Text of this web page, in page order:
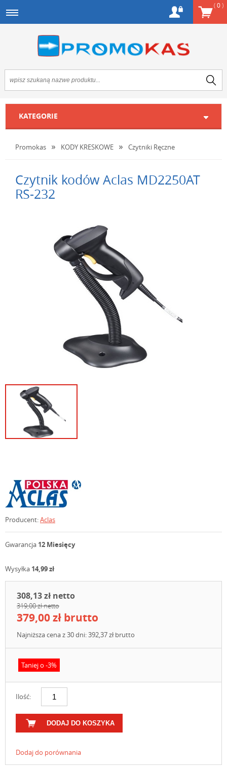
(0)
KATEGORIE
Promokas KODY KRESKOWE Czytniki Ręczne
Czytnik kodów Aclas MD2250AT
RS-232
Producent:Aclas
Gwarancja 12 Miesięcy
Wysyłka 14,99 zł
308,13 zł netto
319,00 zł netto
379,00 zł brutto
Najniższa cena z 30 dni: 392,37 zł brutto
Taniej o -3%
Ilość:
DODAJ DO KOSZYKA
Dodaj do porównania